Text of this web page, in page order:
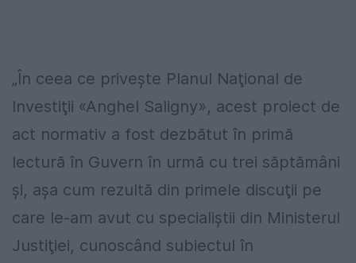
„În ceea ce priveşte Planul Naţional de
Investiţii «Anghel Saligny», acest proiect de
act normativ a fost dezbătut în primă
lectură în Guvern în urmă cu trei săptămâni
şi, aşa cum rezultă din primele discuţii pe
care le-am avut cu specialiştii din Ministerul
Justiţiei, cunoscând subiectul în